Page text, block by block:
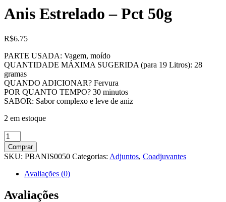
Anis Estrelado – Pct 50g
R$6.75
PARTE USADA: Vagem, moído
QUANTIDADE MÁXIMA SUGERIDA (para 19 Litros): 28
gramas
QUANDO ADICIONAR? Fervura
POR QUANTO TEMPO? 30 minutos
SABOR: Sabor complexo e leve de aniz
2 em estoque
Anis
Estrelado
-
Pct
quantidade
Comprar
SKU: PBANIS0050 Categorias: Adjuntos, Coadjuvantes
Avaliações (0)
Avaliações